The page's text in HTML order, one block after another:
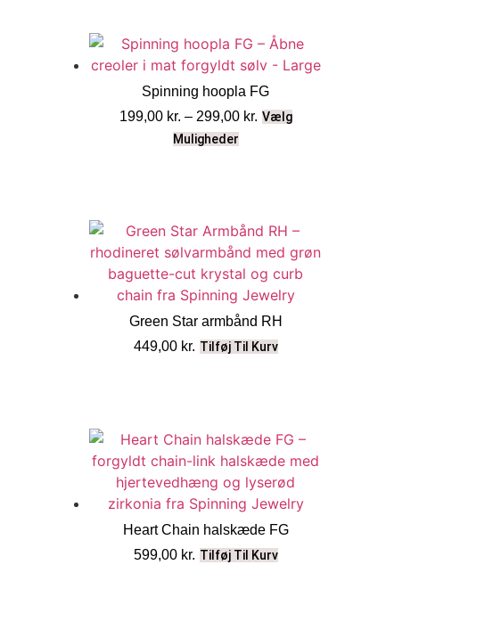
Spinning hoopla FG
199,00 kr. – 299,00 kr. Vælg
Muligheder
Green Star armbånd RH
449,00 kr. Tilføj Til Kurv
Heart Chain halskæde FG
599,00 kr. Tilføj Til Kurv